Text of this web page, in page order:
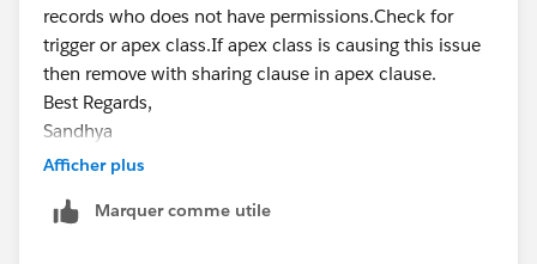
records who does not have permissions.Check for
trigger or apex class.If apex class is causing this issue
then remove with sharing clause in apex clause.
Best Regards,
Sandhya
Afficher plus
Marquer comme utile